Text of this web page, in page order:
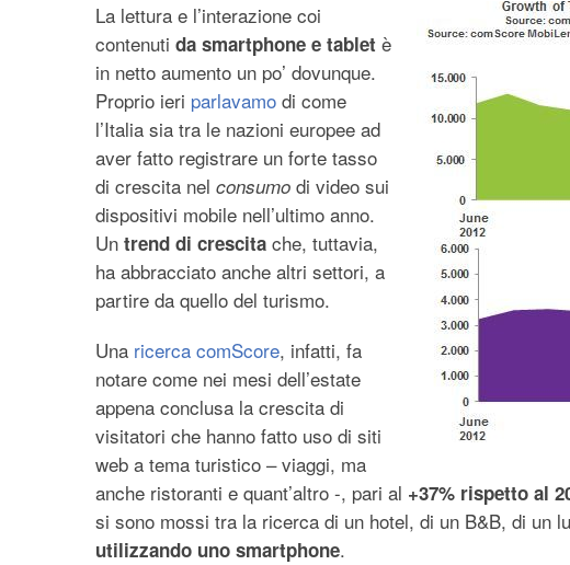
La lettura e l’interazione coi
contenuti da smartphone e tablet è
in netto aumento un po’ dovunque.
Proprio ieri parlavamo di come
l’Italia sia tra le nazioni europee ad
aver fatto registrare un forte tasso
di crescita nel consumo di video sui
dispositivi mobile nell’ultimo anno.
Un trend di crescita che, tuttavia,
ha abbracciato anche altri settori, a
partire da quello del turismo.
Una ricerca comScore, infatti, fa
notare come nei mesi dell’estate
appena conclusa la crescita di
visitatori che hanno fatto uso di siti
web a tema turistico – viaggi, ma
anche ristoranti e quant’altro -, pari al +37% rispetto al
si sono mossi tra la ricerca di un hotel, di un B&B, di un
utilizzando uno smartphone.